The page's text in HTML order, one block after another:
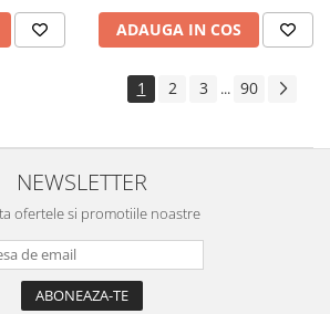
ADAUGA IN COS
1 2 3 ... 90
NEWSLETTER
ofertele si promotiile noastre